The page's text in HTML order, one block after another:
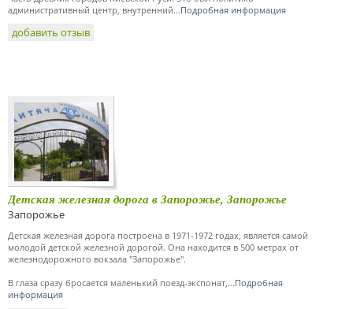
административный центр, внутренний...Подробная информация
добавить отзыв
Детская железная дорога в Запорожье, Запорожье
Запорожье
Детская железная дорога построена в 1971-1972 годах, является самой
молодой детской железной дорогой. Она находится в 500 метрах от
железнодорожного вокзала "Запорожье".
В глаза сразу бросается маленький поезд-экспонат,...Подробная
информация